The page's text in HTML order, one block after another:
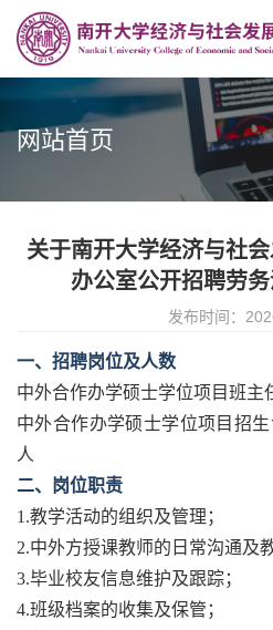
网站首页
关于南开大学经济与社
办公室公开招聘劳
发布时间：
一、招聘岗位及人数
中外合作办学硕士学位项目班主
中外合作办学硕士学位项目招生
人
二、岗位职责
1.教学活动的组织及管理；
2.中外方授课教师的日常沟通及
3.毕业校友信息维护及跟踪；
4.班级档案的收集及保管；